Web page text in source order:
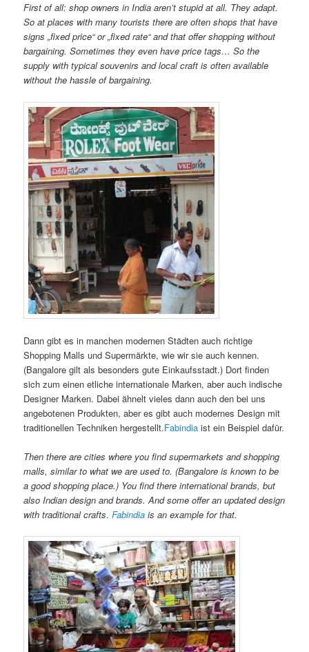
First of all: shop owners in India aren’t stupid at all. They adapt.
So at places with many tourists there are often shops that have
signs „fixed price“ or „fixed rate“ and that offer shopping without
bargaining. Sometimes they even have price tags… So the
supply with typical souvenirs and local craft is often available
without the hassle of bargaining.
Dann gibt es in manchen modernen Städten auch richtige
Shopping Malls und Supermärkte, wie wir sie auch kennen.
(Bangalore gilt als besonders gute Einkaufsstadt.) Dort finden
sich zum einen etliche internationale Marken, aber auch indische
Designer Marken. Dabei ähnelt vieles dann auch den bei uns
angebotenen Produkten, aber es gibt auch modernes Design mit
traditionellen Techniken hergestellt.Fabindia ist ein Beispiel dafür.
Then there are cities where you find supermarkets and shopping
malls, similar to what we are used to. (Bangalore is known to be
a good shopping place.) You find there international brands, but
also Indian design and brands. And some offer an updated design
with traditional crafts.Fabindia is an example for that.